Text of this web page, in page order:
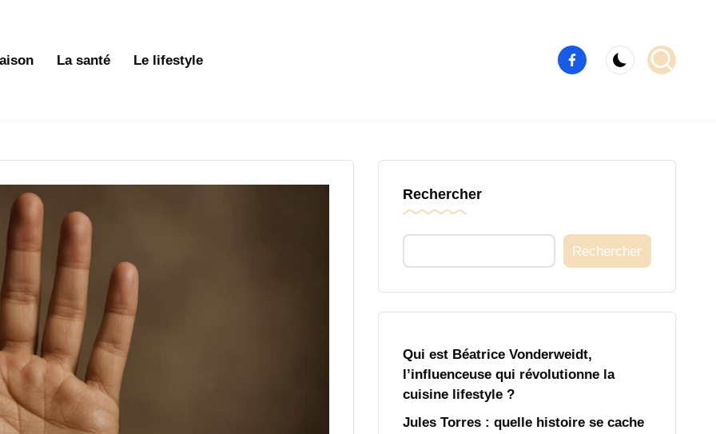
La santé Le lifestyle
Élément
de
Rechercher
Rechercher
Qui est Béatrice Vonderweidt,
l’influenceuse qui révolutionne la
cuisine lifestyle ?
Jules Torres : quelle histoire se cache